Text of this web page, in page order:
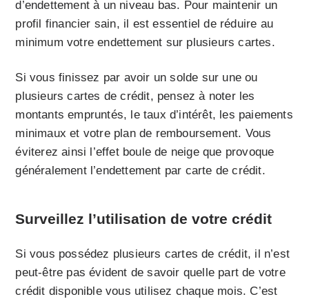
d’endettement à un niveau bas. Pour maintenir un
profil financier sain, il est essentiel de réduire au
minimum votre endettement sur plusieurs cartes.
Si vous finissez par avoir un solde sur une ou
plusieurs cartes de crédit, pensez à noter les
montants empruntés, le taux d’intérêt, les paiements
minimaux et votre plan de remboursement. Vous
éviterez ainsi l’effet boule de neige que provoque
généralement l’endettement par carte de crédit.
Surveillez l’utilisation de votre crédit
Si vous possédez plusieurs cartes de crédit, il n’est
peut-être pas évident de savoir quelle part de votre
crédit disponible vous utilisez chaque mois. C’est